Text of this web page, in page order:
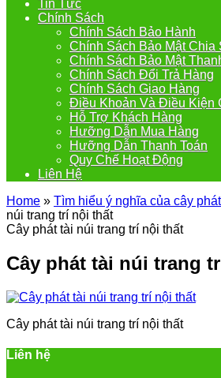
Tin Tức
Chính Sách
Chính Sách Bảo Hành
Chính Sách Bảo Mật Chia
Chính Sách Bảo Mật
Chính Sách Đổi Trả Hàng
Chính Sách Giao Hàng
Điều Khoản Và Điều Kiện
Hỗ Trợ Khách Hàng
Hưỡng Dẫn Mua Hàng
Hưỡng Dẫn Thanh Toán
Quy Chế Hoạt Động
Liên Hệ
Home » Tìm hiểu ý nghĩa của cây
núi trang trí nội thất
Cây phát tài núi trang trí nội thất
Cây phát tài núi trang
Cây phát tài núi trang trí nội thất
Liên hệ